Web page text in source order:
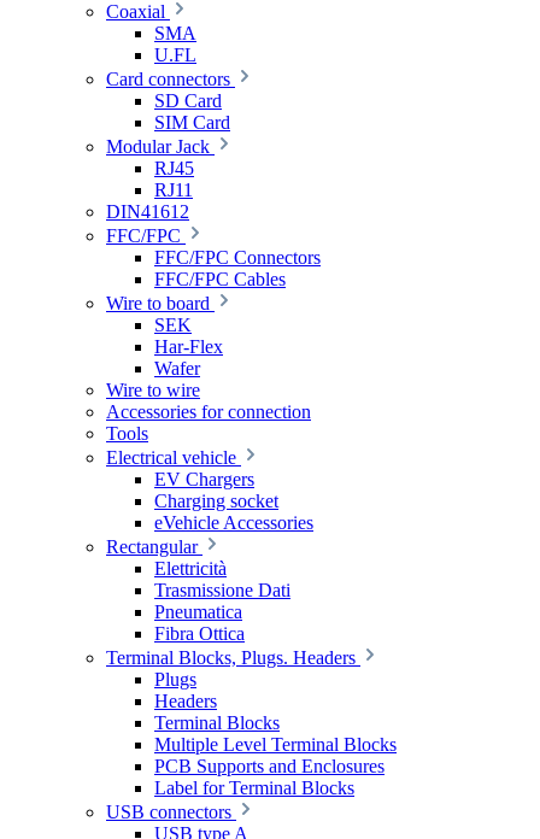
Coaxial
SMA
U.FL
Card connectors
SD Card
SIM Card
Modular Jack
RJ45
RJ11
DIN41612
FFC/FPC
FFC/FPC Connectors
FFC/FPC Cables
Wire to board
SEK
Har-Flex
Wafer
Wire to wire
Accessories for connection
Tools
Electrical vehicle
EV Chargers
Charging socket
eVehicle Accessories
Rectangular
Elettricità
Trasmissione Dati
Pneumatica
Fibra Ottica
Terminal Blocks, Plugs. Headers
Plugs
Headers
Terminal Blocks
Multiple Level Terminal Blocks
PCB Supports and Enclosures
Label for Terminal Blocks
USB connectors
USB type A